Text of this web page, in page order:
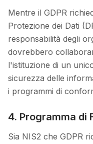
Mentre il GDPR
Protezione dei Dati
responsabilità degli
dovrebbero
l'istituzione di un
sicurezza delle
i programmi di
4. Programma di
Sia NIS2 che GDPR